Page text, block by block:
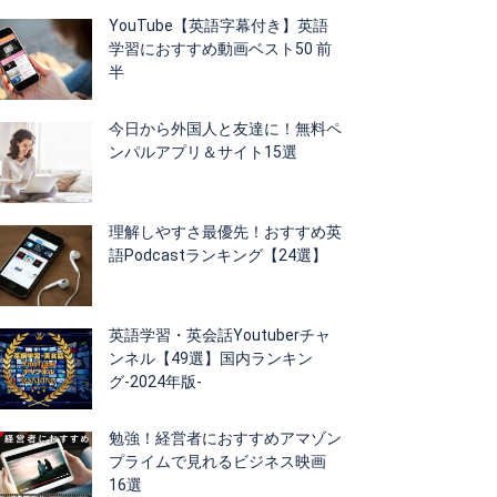
YouTube【英語字幕付き】英語
学習におすすめ動画ベスト50 前
半
今日から外国人と友達に！無料ペ
ンパルアプリ＆サイト15選
理解しやすさ最優先！おすすめ英
語Podcastランキング【24選】
英語学習・英会話Youtuberチャ
ンネル【49選】国内ランキン
グ-2024年版-
勉強！経営者におすすめアマゾン
プライムで見れるビジネス映画
16選